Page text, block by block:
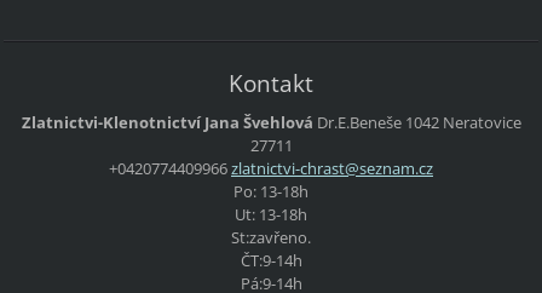
Kontakt
Zlatnictvi-Klenotnictví Jana Švehlová Dr.E.Beneše 1042 Neratovice
27711
+0420774409966zlatnictvi-chrast@seznam.cz
Po: 13-18h
Ut: 13-18h
St:zavřeno.
ČT:9-14h
Pá:9-14h